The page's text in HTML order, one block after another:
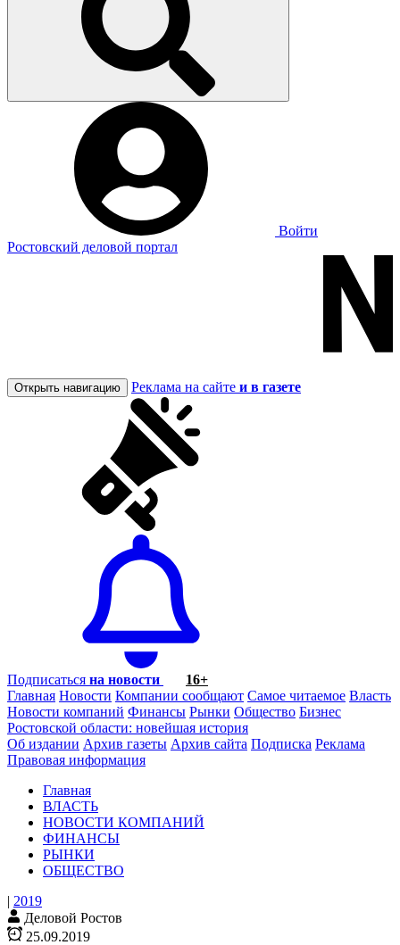
Войти
Ростовский деловой портал
Открыть навигацию Реклама на сайте и в газете
Подписаться на новости
16+
Главная Новости Компании сообщают Самое читаемое Власть
Новости компаний Финансы Рынки Общество Бизнес
Ростовской области: новейшая история
Об издании Архив газеты Архив сайта Подписка Реклама
Правовая информация
Главная
ВЛАСТЬ
НОВОСТИ КОМПАНИЙ
ФИНАНСЫ
РЫНКИ
ОБЩЕСТВО
| 2019
Деловой Ростов
25.09.2019